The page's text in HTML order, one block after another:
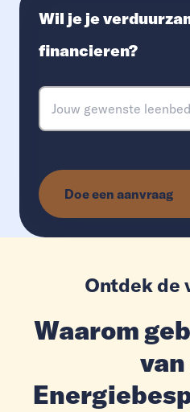
Wil je je
financieren?
Doe een aanvraag
Ontdek de
Waarom
van